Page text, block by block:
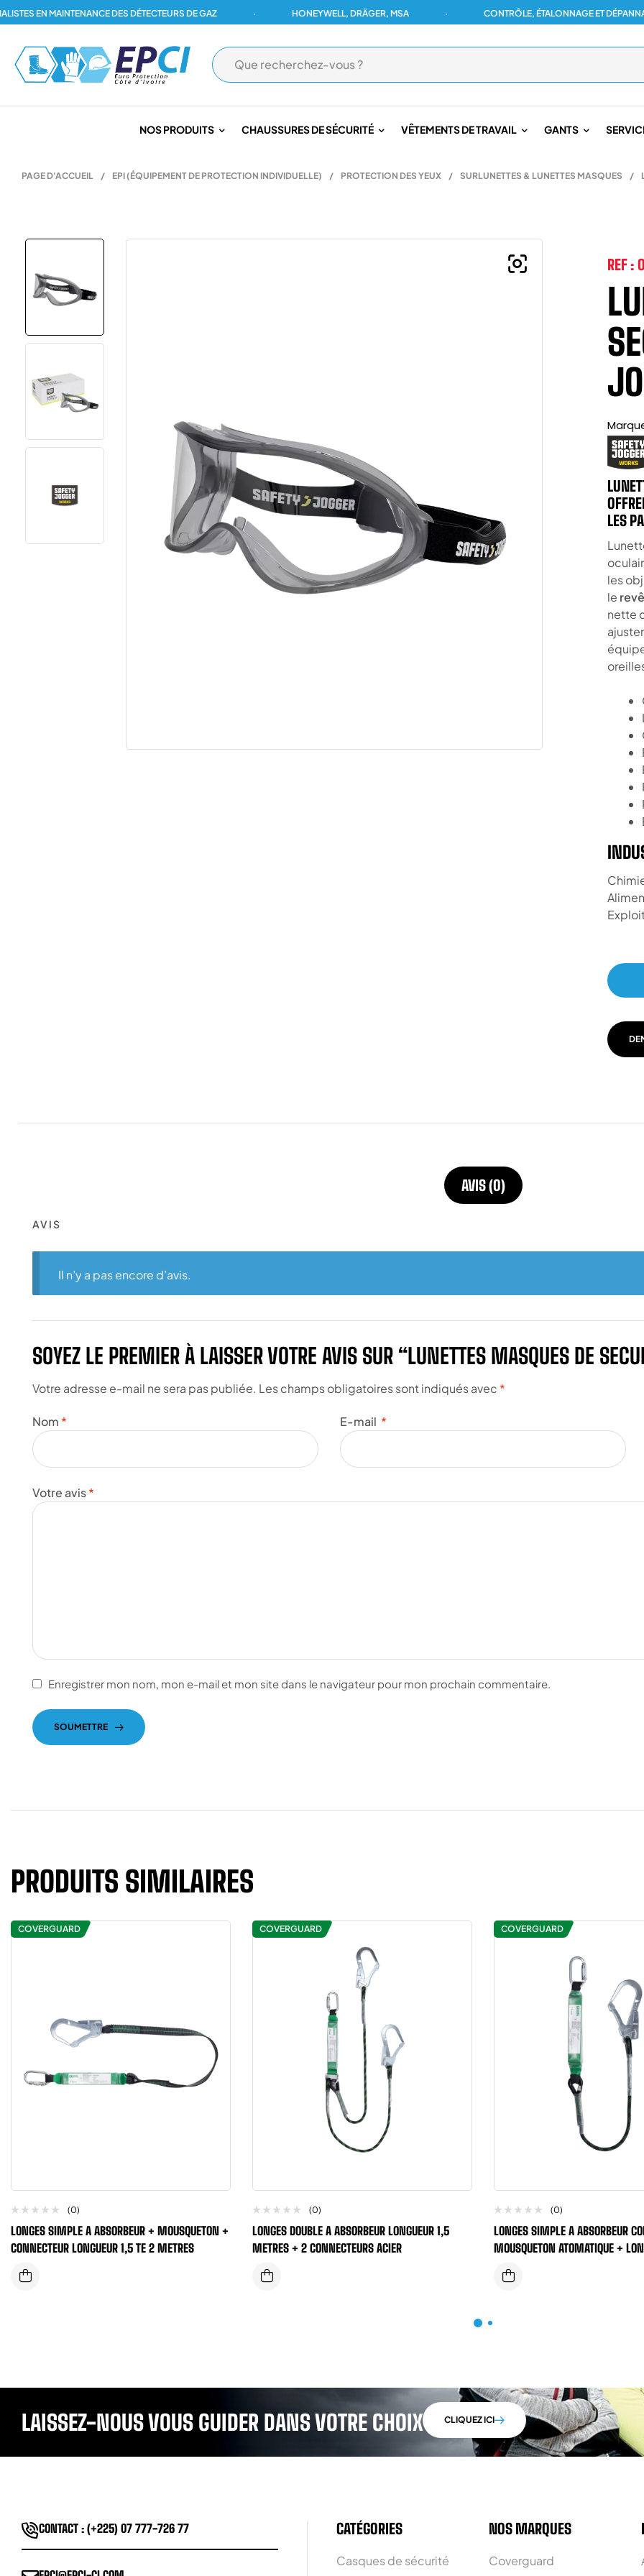
EN MAINTENANCE DES DÉTECTEURS DE GAZ HONEYWELL, DRÄGER, MSA CONTRÔLE, ÉTALONNAGE ET DÉPANNAGE
NOS PRODUITS CHAUSSURES DE SÉCURITÉ VÊTEMENTS DE TRAVAIL GANTS
PAGE D'ACCUEIL / EPI (ÉQUIPEMENT DE PROTECTION INDIVIDUELLE) / PROTECTION DES YEUX / SURLUNETTES & LUNETTES MASQUES /
REF :
LES
les
le
nette
AVIS (0)
AVIS
Il n’y a pas encore d’avis.
SOYEZ LE PREMIER À LAISSER VOTRE AVIS SUR “LUNETTES MASQUES DE
Votre adresse e-mail ne sera pas publiée. Les champs obligatoires sont indiqués avec *
Votre avis*
Nom * E-mail *
Enregistrer mon nom, mon e-mail et mon site dans le navigateur pour mon prochain commentaire.
SOUMETTRE
PRODUITS SIMILAIRES
COVERGUARD
(0)
LONGES SIMPLE A ABSORBEUR + MOUSQUETON +
CONNECTEUR LONGUEUR 1,5 TE 2 METRES
COVERGUARD
(0)
LONGES DOUBLE A ABSORBEUR LONGUEUR 1,5
METRES + 2 CONNECTEURS ACIER
COVERGUARD
(0)
LONGES SIMPLE A ABSORBEUR
MOUSQUETON ATOMATIQUE +
LAISSEZ-NOUS VOUS GUIDER DANS VOTRE CHOIX CLIQUEZ ICI
CONTACT : (+225) 07 777-726 77 CATÉGORIES
Casques de sécurité
NOS MARQUES
Coverguard